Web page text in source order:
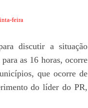
feira
discutir a situação
as 16 horas, ocorre
que ocorre de
do líder do PR,